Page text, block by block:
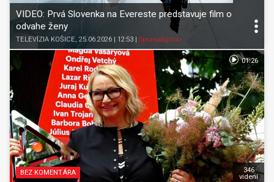
VIDEO: Prvá Slovenka na Evereste predstavuje film o
odvahe ženy
TELEVÍZIA KOŠICE, 25.06.2026 | 12:53 Spravodajstvo
BEZ KOMENTÁRA
346
videní
01:26